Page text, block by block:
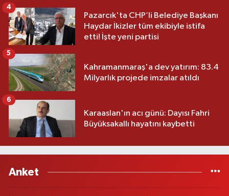
Pazarcık'ta CHP’li Belediye Başkanı
Haydar İkizler tüm ekibiyle istifa
etti! İşte yeni partisi
4
Kahramanmaraş'a dev yatırım: 83.4
Milyarlık projede imzalar atıldı
5
Karaaslan'ın acı günü: Dayısı Fahri
Büyüksakallı hayatını kaybetti
6
Anket